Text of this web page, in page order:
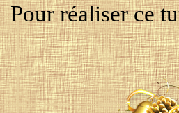
Pour réaliser ce